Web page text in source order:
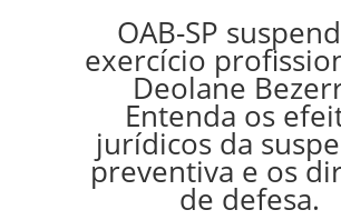
OAB-SP
exercício
Deolane
Entenda os
jurídicos da
preventiva e os
de defesa.